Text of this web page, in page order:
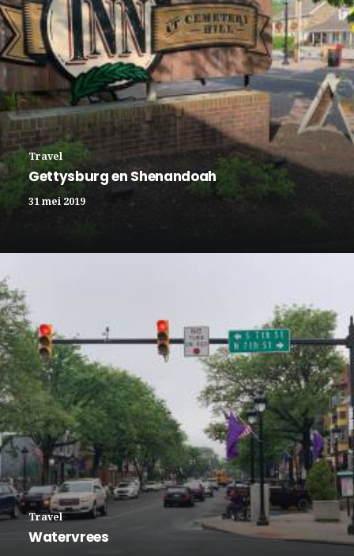
Travel
Gettysburg en Shenandoah
31 mei 2019
Travel
Watervrees